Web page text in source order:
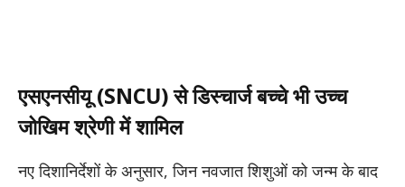
एसएनसीयू (SNCU) से डिस्चार्ज बच्चे भी उच्च
जोखिम श्रेणी में शामिल
नए दिशानिर्देशों के अनुसार, जिन नवजात शिशुओं को जन्म के बाद